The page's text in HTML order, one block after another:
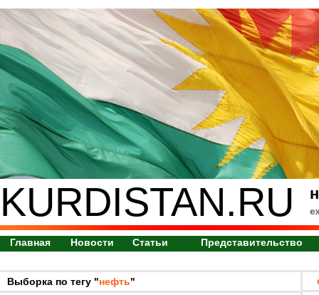
KURDISTAN.RU
Главная Новости Статьи Представительство
Выборка по тегу "нефть"